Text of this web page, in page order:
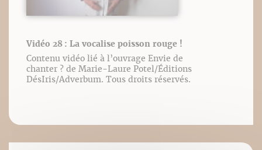
Vidéo 28 : La vocalise poisson rouge !
Contenu vidéo lié à l’ouvrage Envie de
chanter ? de Marie-Laure Potel/Éditions
DésIris/Adverbum. Tous droits réservés.